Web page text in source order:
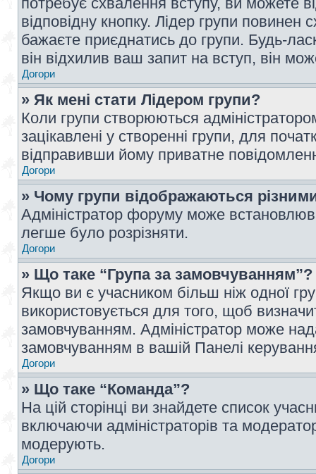
відповідну кнопку. Лідер групи
бажаєте приєднатись до групи. Будь-
він відхилив ваш запит на вступ, він
Догори
» Як мені стати Лідером групи?
Коли групи створюються
зацікавлені у створенні групи, для
відправивши йому приватне
Догори
» Чому групи відображаються
Адміністратор форуму може
легше було розрізняти.
Догори
» Що таке “Група за замовчуванням”?
Якщо ви є учасником більш ніж одної
використовується для того, щоб
замовчуванням. Адміністратор може
замовчуванням в вашій Панелі
Догори
» Що таке “Команда”?
На цій сторінці ви знайдете список
включаючи адміністраторів та
модерують.
Догори